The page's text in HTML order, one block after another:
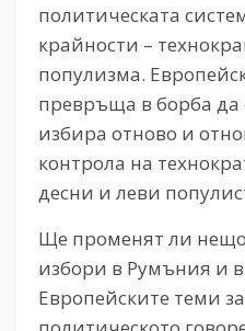
политическата
крайности –
популизма.
превръща в борба
избира отново и
контрола на
десни и леви
Ще променят ли
избори в Румъния и
Европейските теми